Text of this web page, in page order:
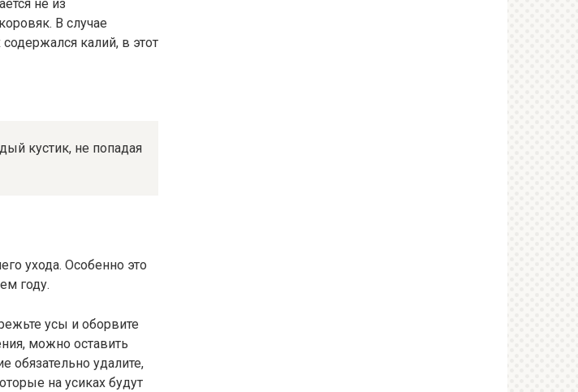
не из
В случае
калий, в этот
кустик, не попадая
ухода. Особенно это
году.
усы и оборвите
можно оставить
обязательно удалите,
на усиках будут